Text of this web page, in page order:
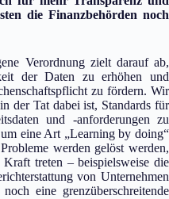
die Finanzbehörden noch
Verordnung zielt darauf ab,
der Daten zu erhöhen und
zu fördern. Wir
der Tat dabei ist, Standards für
und -anforderungen zu
eine Art „Learning by doing“
werden gelöst werden,
treten – beispielsweise die
von Unternehmen
eine grenzüberschreitende